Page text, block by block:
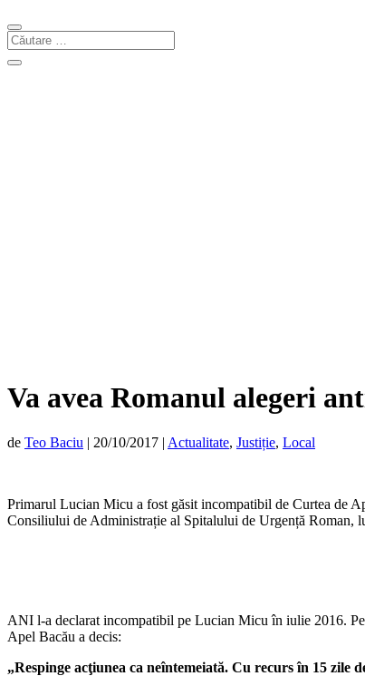
Va avea Romanul alegeri
de Teo Baciu | 20/10/2017 | Actualitate, Justiție, Local
Primarul Lucian Micu a fost găsit incompatibil de Curtea de
Consiliului de Administrație al Spitalului de Urgență Roman,
ANI l-a declarat incompatibil pe Lucian Micu în iulie 2016.
Apel Bacău a decis:
„Respinge acţiunea ca neîntemeiată. Cu recurs în 15 zile